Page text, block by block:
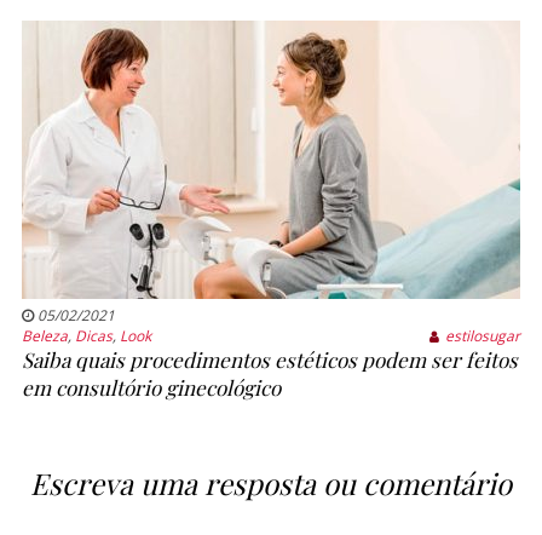
05/02/2021
Beleza, Dicas, Look estilosugar
Saiba quais procedimentos estéticos podem ser feitos
em consultório ginecológico
Escreva uma resposta ou comentário